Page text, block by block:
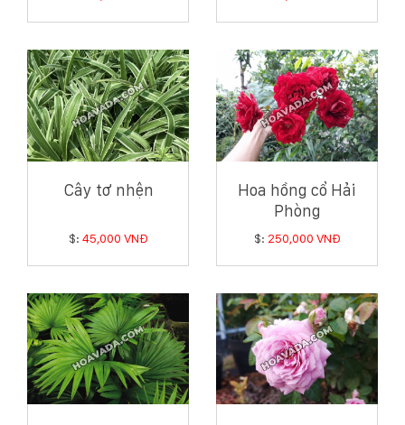
Cây tơ nhện
$: 45,000 VNĐ
Hoa hồng cổ Hải
Phòng
$: 250,000 VNĐ